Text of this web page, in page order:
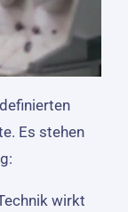
Es stehen
wirkt